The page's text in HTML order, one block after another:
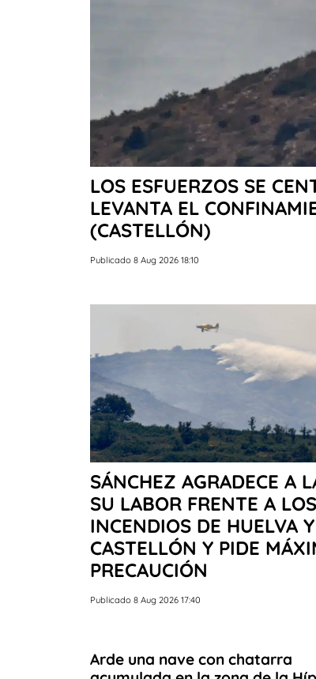
LOS ESFUERZOS SE
LEVANTA EL
(CASTELLÓN)
Publicado 8 Aug 2026 18:10
SÁNCHEZ AGRADECE A
SU LABOR FRENTE A LOS
INCENDIOS DE HUELVA Y
CASTELLÓN Y PIDE
PRECAUCIÓN
Publicado 8 Aug 2026 17:40
Arde una nave con chatarra